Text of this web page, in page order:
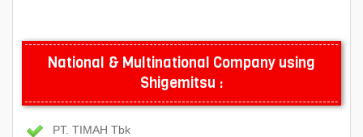
National & Multinational Company using
Shigemitsu :
PT. TIMAH Tbk